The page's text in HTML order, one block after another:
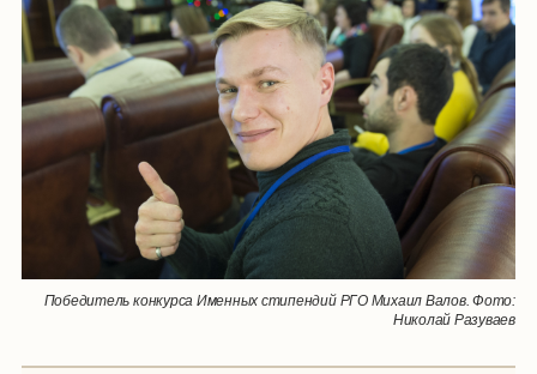
Победитель конкурса Именных стипендий РГО Михаил Валов. Фото:
Николай Разуваев